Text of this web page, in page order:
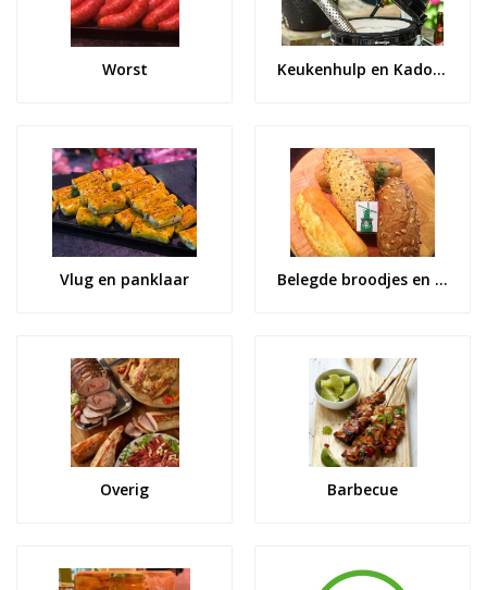
Worst Keukenhulp en Kado artikelen
Vlug en panklaar Belegde broodjes en Coffee to Go
Overig Barbecue